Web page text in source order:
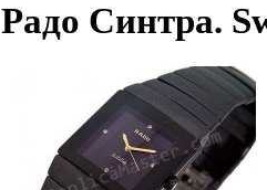
Радо Синтра.